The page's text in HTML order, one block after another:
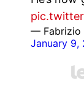
— Fabrizio
January 9,